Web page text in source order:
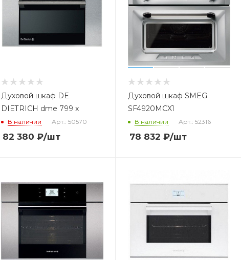
Духовой шкаф DE
DIETRICH dme 799 x
В наличии Арт.: 50570
82 380 ₽/шт
Духовой шкаф SMEG
SF4920MCX1
В наличии Арт.: 52316
78 832 ₽/шт